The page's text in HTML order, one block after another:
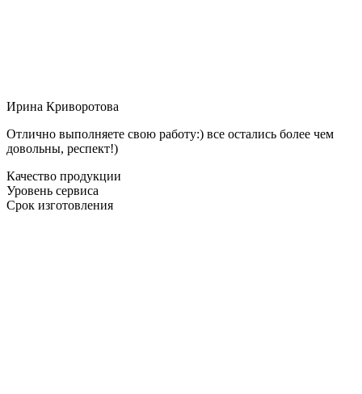
Ирина Криворотова
Отлично выполняете свою работу:) все остались более чем
довольны, респект!)
Качество продукции
Уровень сервиса
Срок изготовления